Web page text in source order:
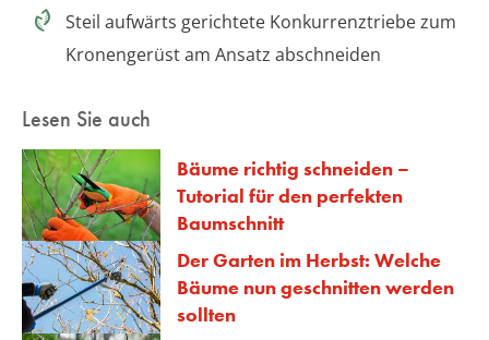
Steil aufwärts gerichtete Konkurrenztriebe zum
Kronengerüst am Ansatz abschneiden
Lesen Sie auch
Bäume richtig schneiden –
Tutorial für den perfekten
Baumschnitt
Der Garten im Herbst: Welche
Bäume nun geschnitten werden
sollten